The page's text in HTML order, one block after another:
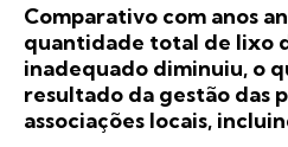
Comparativo com anos
quantidade total de lixo
inadequado diminuiu, o
resultado da gestão das
associações locais,